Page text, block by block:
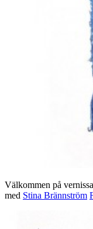
Välkommen på
med Stina Brännström